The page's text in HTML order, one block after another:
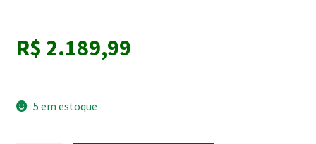
R$ 2.189,99
5 em estoque